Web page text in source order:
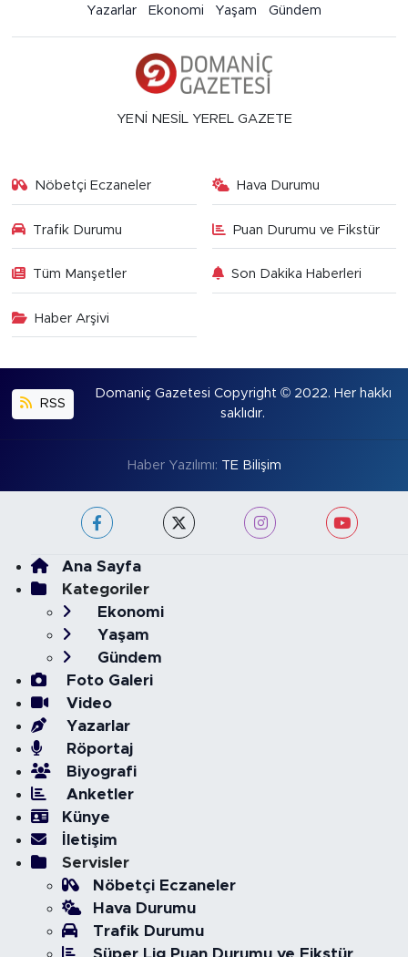
Yazarlar Ekonomi Yaşam Gündem
YENİ NESİL YEREL GAZETE
Nöbetçi Eczaneler Hava Durumu
Trafik Durumu Puan Durumu ve Fikstür
Tüm Manşetler Son Dakika Haberleri
Haber Arşivi
RSS
Domaniç Gazetesi Copyright © 2022. Her hakkı
saklıdır.
Haber Yazılımı: TE Bilişim
Ana Sayfa
Kategoriler
Ekonomi
Yaşam
Gündem
Foto Galeri
Video
Yazarlar
Röportaj
Biyografi
Anketler
Künye
İletişim
Servisler
Nöbetçi Eczaneler
Hava Durumu
Trafik Durumu